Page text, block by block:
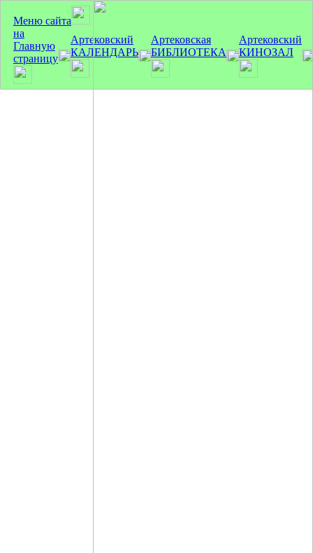
Меню сайта
на
Главную
страницу
Артековский
КАЛЕНДАРЬ
Артековская
БИБЛИОТЕКА
Артековский
КИНОЗАЛ